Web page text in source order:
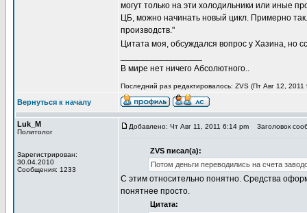
могут только на эти холодильники или иные
ЦБ, можно начинать новый цикл. Примерно
производств."
Цитата моя, обсуждался вопрос у Хазина, но
В мире нет ничего Абсолютного..
Последний раз редактировалось: ZVS (Пт Авг 12, 2011
Вернуться к началу
Luk_M
Политолог
Зарегистрирован:
30.04.2010
Сообщения: 1233
Добавлено: Чт Авг 11, 2011 6:14 pm Заголовок
ZVS писал(а):
Потом деньги переводились на счета
С этим относительно понятно. Средства
понятнее просто.
Цитата: